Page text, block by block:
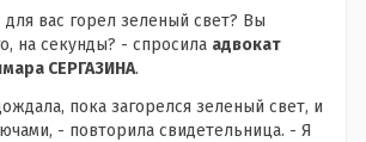
вас горел зеленый свет? Вы
на секунды? - спросила адвокат
СЕРГАЗИНА.
пока загорелся зеленый свет, и
- повторила свидетельница. - Я